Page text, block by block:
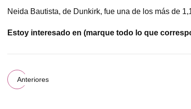
Neida Bautista, de Dunkirk, fue una de los más de
Estoy interesado en (marque todo lo que
Anteriores